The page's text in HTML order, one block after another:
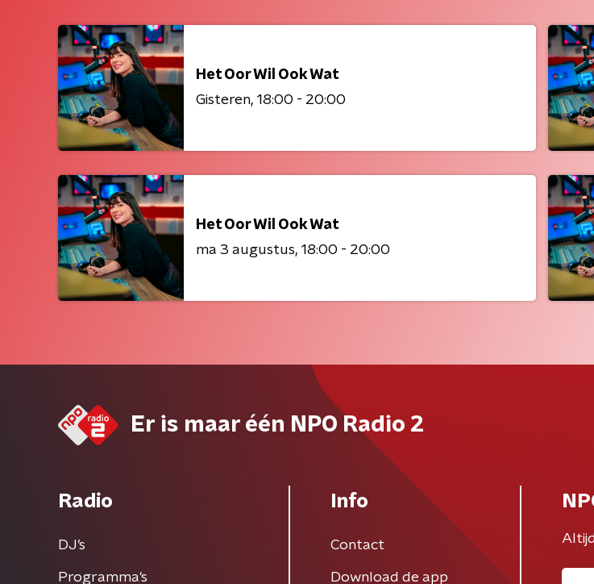
Het Oor Wil Ook Wat
Gisteren 18:00 - 20:00
Het Oor Wil Ook Wat
ma 3 augustus 18:00 - 20:00
Er is maar één NPO Radio 2
Radio
DJ’s
Programma's
Info
Contact
Download de app